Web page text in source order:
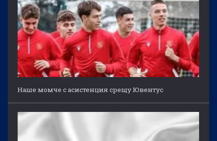
Наше момче с асистенция срещу Ювентус